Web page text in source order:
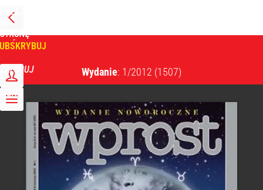
PRZEJDŹ
NA
STRONĘ
GŁÓWNĄ
ZALOGUJ
MENU
Wydanie: 1/2012 (1507)